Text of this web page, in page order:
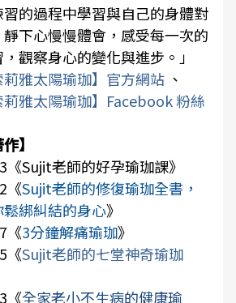
的過程中學習與自己的身體對
靜下心慢慢體會，感受每一次的
觀察身心的變化與進步。」
莉雅太陽瑜珈】官方網站 、
莉雅太陽瑜珈】Facebook 粉絲
作】
《Sujit老師的好孕瑜珈課》
《Sujit老師的修復瑜珈全書，
綁糾結的身心》
《3分鐘解痛瑜珈》
《Sujit老師的七堂神奇瑜珈
《全家老小不生病的健康瑜